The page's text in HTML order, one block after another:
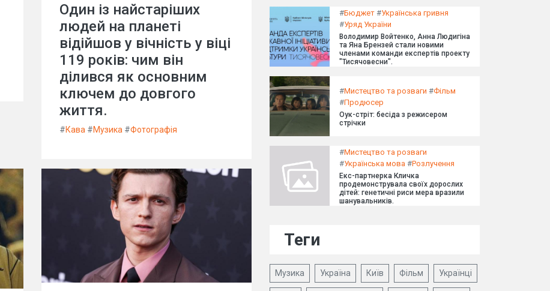
Один із найстаріших
людей на планеті
відійшов у вічність у віці
119 років: чим він
ділився як основним
ключем до довгого
життя.
#Кава #Музика #Фотографія
#Бюджет #Українська гривня
#Уряд України
Володимир Войтенко, Анна Людигіна
та Яна Брензей стали новими
членами команди експертів проекту
"Тисячовесни".
#Мистецтво та розваги #Фільм
#Продюсер
Оук-стріт: бесіда з режисером
стрічки
#Мистецтво та розваги
#Українська мова #Розлучення
Екс-партнерка Кличка
продемонструвала своїх дорослих
дітей: генетичні риси мера вразили
шанувальників.
Теги
Музика Україна Київ Фільм Українці